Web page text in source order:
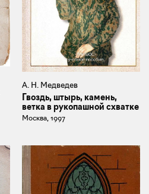
А. Н. Медведев
Гвоздь, штырь, камень,
ветка в рукопашной схватке
Москва, 1997